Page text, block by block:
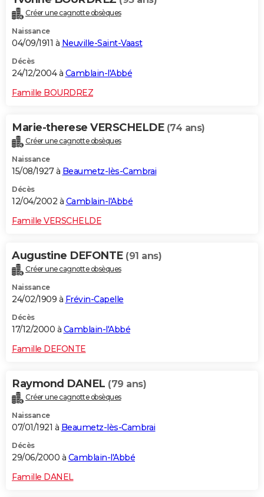
Créer une cagnotte obsèques
Naissance
04/09/1911 à Neuville-Saint-Vaast
Décès
24/12/2004 à Camblain-l'Abbé
Famille BOURDREZ
Marie-therese VERSCHELDE (74 ans)
Créer une cagnotte obsèques
Naissance
15/08/1927 à Beaumetz-lès-Cambrai
Décès
12/04/2002 à Camblain-l'Abbé
Famille VERSCHELDE
Augustine DEFONTE (91 ans)
Créer une cagnotte obsèques
Naissance
24/02/1909 à Frévin-Capelle
Décès
17/12/2000 à Camblain-l'Abbé
Famille DEFONTE
Raymond DANEL (79 ans)
Créer une cagnotte obsèques
Naissance
07/01/1921 à Beaumetz-lès-Cambrai
Décès
29/06/2000 à Camblain-l'Abbé
Famille DANEL